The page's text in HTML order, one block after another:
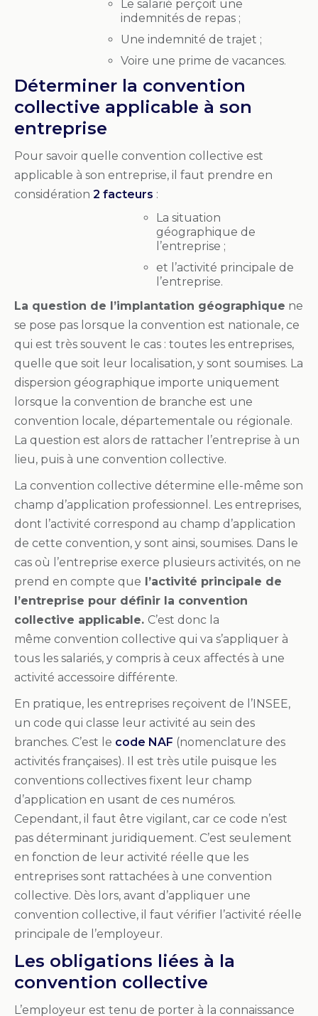
Le salarié perçoit une
indemnités de repas ;
Une indemnité de trajet ;
Voire une prime de vacances.
Déterminer la convention
collective applicable à son
entreprise
Pour savoir quelle convention collective est
applicable à son entreprise, il faut prendre en
considération 2 facteurs :
La situation
géographique de
l’entreprise ;
et l’activité principale de
l’entreprise.
La question de l’implantation géographique ne
se pose pas lorsque la convention est nationale, ce
qui est très souvent le cas : toutes les entreprises,
quelle que soit leur localisation, y sont soumises. La
dispersion géographique importe uniquement
lorsque la convention de branche est une
convention locale, départementale ou régionale.
La question est alors de rattacher l’entreprise à un
lieu, puis à une convention collective.
La convention collective détermine elle-même son
champ d’application professionnel. Les entreprises,
dont l’activité correspond au champ d’application
de cette convention, y sont ainsi, soumises. Dans le
cas où l’entreprise exerce plusieurs activités, on ne
prend en compte que l’activité principale de
l’entreprise pour définir la convention
collective applicable. C’est donc la
même convention collective qui va s’appliquer à
tous les salariés, y compris à ceux affectés à une
activité accessoire différente.
En pratique, les entreprises reçoivent de l’INSEE,
un code qui classe leur activité au sein des
branches. C’est le code NAF (nomenclature des
activités françaises). Il est très utile puisque les
conventions collectives fixent leur champ
d’application en usant de ces numéros.
Cependant, il faut être vigilant, car ce code n’est
pas déterminant juridiquement. C’est seulement
en fonction de leur activité réelle que les
entreprises sont rattachées à une convention
collective. Dès lors, avant d’appliquer une
convention collective, il faut vérifier l’activité réelle
principale de l’employeur.
Les obligations liées à la
convention collective
L’employeur est tenu de porter à la connaissance